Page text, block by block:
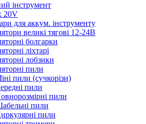
інструмент
20V
для аккум. інструменту
великі тягові 12-24В
болгарки
ліхтарі
лобзики
пили
пили (сучкорізи)
пили
пили
пили
пили